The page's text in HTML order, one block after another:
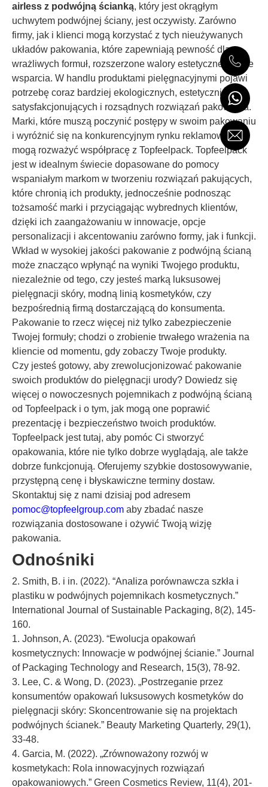
airless z podwójną ścianką, który jest okrągłym
uchwytem podwójnej ściany, jest oczywisty. Zarówno
firmy, jak i klienci mogą korzystać z tych nieużywanych
układów pakowania, które zapewniają pewność dla
wrażliwych formuł, rozszerzone walory estetyczne i opcje
wsparcia. W handlu produktami pielęgnacyjnymi pojawi
potrzebę coraz bardziej ekologicznych, estetycznie
satysfakcjonujących i rozsądnych rozwiązań pakowania.
Marki, które muszą poczynić postępy w swoim pakowaniu
i wyróżnić się na konkurencyjnym rynku reklamowym,
mogą rozważyć współpracę z Topfeelpack. Topfeelpack
jest w idealnym świecie dopasowane do pomocy
wspaniałym markom w tworzeniu rozwiązań pakujących,
które chronią ich produkty, jednocześnie podnosząc
tożsamość marki i przyciągając wybrednych klientów,
dzięki ich zaangażowaniu w innowacje, opcje
personalizacji i akcentowaniu zarówno formy, jak i funkcji.
Wkład w wysokiej jakości pakowanie z podwójną ścianą
może znacząco wpłynąć na wyniki Twojego produktu,
niezależnie od tego, czy jesteś marką luksusowej
pielęgnacji skóry, modną linią kosmetyków, czy
bezpośrednią firmą dostarczającą do konsumenta.
Pakowanie to rzecz więcej niż tylko zabezpieczenie
Twojej formuły; chodzi o zrobienie trwałego wrażenia na
kliencie od momentu, gdy zobaczy Twoje produkty.
Czy jesteś gotowy, aby zrewolucjonizować pakowanie
swoich produktów do pielęgnacji urody? Dowiedz się
więcej o nowoczesnych pojemnikach z podwójną ścianą
od Topfeelpack i o tym, jak mogą one poprawić
prezentację i bezpieczeństwo twoich produktów.
Topfeelpack jest tutaj, aby pomóc Ci stworzyć
opakowania, które nie tylko dobrze wyglądają, ale także
dobrze funkcjonują. Oferujemy szybkie dostosowywanie,
przystępną cenę i błyskawiczne terminy dostaw.
Skontaktuj się z nami dzisiaj pod adresem
pomoc@topfeelgroup.com aby zbadać nasze
rozwiązania dostosowane i ożywić Twoją wizję
pakowania.
Odnośniki
2. Smith, B. i in. (2022). “Analiza porównawcza szkła i
plastiku w podwójnych pojemnikach kosmetycznych.”
International Journal of Sustainable Packaging, 8(2), 145-
160.
1. Johnson, A. (2023). “Ewolucja opakowań
kosmetycznych: Innowacje w podwójnej ścianie.” Journal
of Packaging Technology and Research, 15(3), 78-92.
3. Lee, C. & Wong, D. (2023). „Postrzeganie przez
konsumentów opakowań luksusowych kosmetyków do
pielęgnacji skóry: Skoncentrowanie się na projektach
podwójnych ścianek.” Beauty Marketing Quarterly, 29(1),
33-48.
4. Garcia, M. (2022). „Zrównoważony rozwój w
kosmetykach: Rola innowacyjnych rozwiązań
opakowaniowych.” Green Cosmetics Review, 11(4), 201-